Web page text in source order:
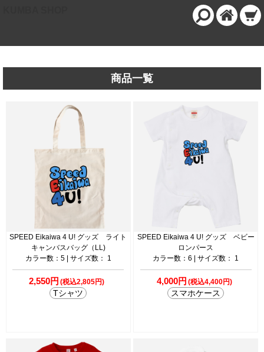
商品一覧
SPEED Eikaiwa 4 U! グッズ ライト
キャンバスバッグ（LL)
カラー数：5 | サイズ数： 1
2,550円 (税込2,805円)
Tシャツ
SPEED Eikaiwa 4 U! グッズ ベビー
ロンパース
カラー数：6 | サイズ数： 1
4,000円 (税込4,400円)
スマホケース